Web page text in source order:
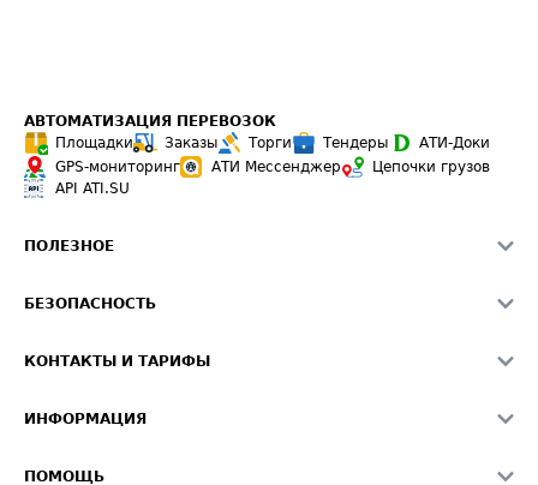
АВТОМАТИЗАЦИЯ ПЕРЕВОЗОК
Площадки
Заказы Торги Тендеры
АТИ-Доки
GPS-мониторинг
АТИ Мессенджер
Цепочки грузов
API ATI.SU
ПОЛЕЗНОЕ
Звезды ATI.SU на вашем сайте
Средние ставки
БЕЗОПАСНОСТЬ
Светофор+
О формировании Паспорта
КОНТАКТЫ И ТАРИФЫ
Реклама на сайте
ИНФОРМАЦИЯ
ПОМОЩЬ